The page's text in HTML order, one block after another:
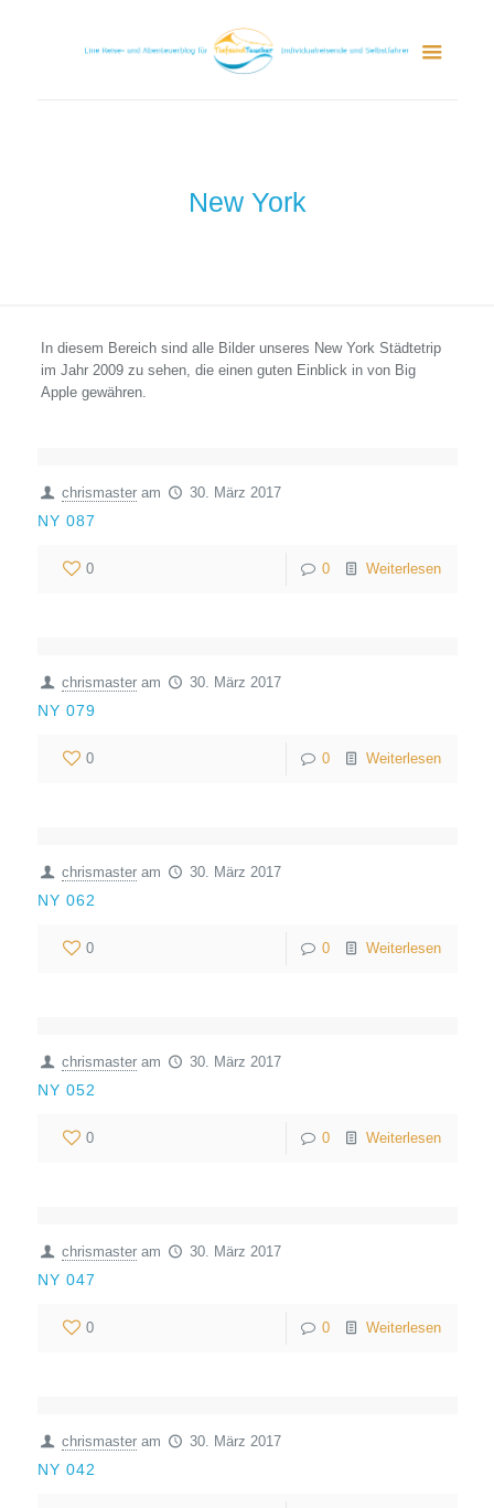
New York
In diesem Bereich sind alle Bilder unseres New York Städtetrip
im Jahr 2009 zu sehen, die einen guten Einblick in von Big
Apple gewähren.
chrismaster am 30. März 2017
NY 087
0 0 Weiterlesen
chrismaster am 30. März 2017
NY 079
0 0 Weiterlesen
chrismaster am 30. März 2017
NY 062
0 0 Weiterlesen
chrismaster am 30. März 2017
NY 052
0 0 Weiterlesen
chrismaster am 30. März 2017
NY 047
0 0 Weiterlesen
chrismaster am 30. März 2017
NY 042